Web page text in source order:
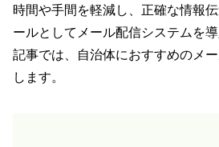
時間や手間を軽減し、正確な情報
ールとしてメール配信システムを
記事では、自治体におすすめのメ
します。